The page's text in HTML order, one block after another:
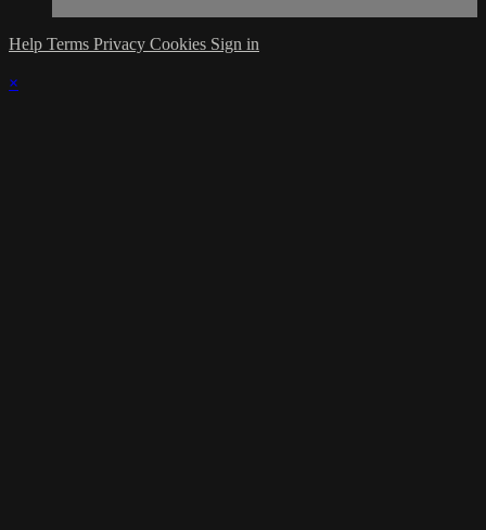
Help Terms Privacy Cookies Sign in
×